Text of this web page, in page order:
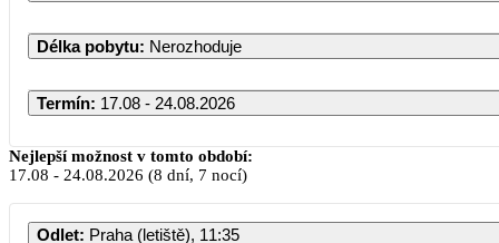
Délka pobytu: Nerozhoduje
Termín: 17.08 - 24.08.2026
Nejlepší možnost v tomto období:
17.08 - 24.08.2026 (8 dní, 7 nocí)
Odlet: Praha (letiště), 11:35